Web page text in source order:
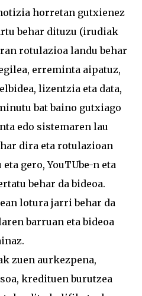
horretan gutxienez
behar dituzu (irudiak
rotulazioa landu behar
erreminta aipatuz,
lizentzia eta data,
bat baino gutxiago
edo sistemaren lau
dira eta rotulazioan
gero, YouTUbe-n eta
behar da bideoa.
lotura jarri behar da
barruan eta bideoa
zuen aurkezpena,
kredituen burutzea